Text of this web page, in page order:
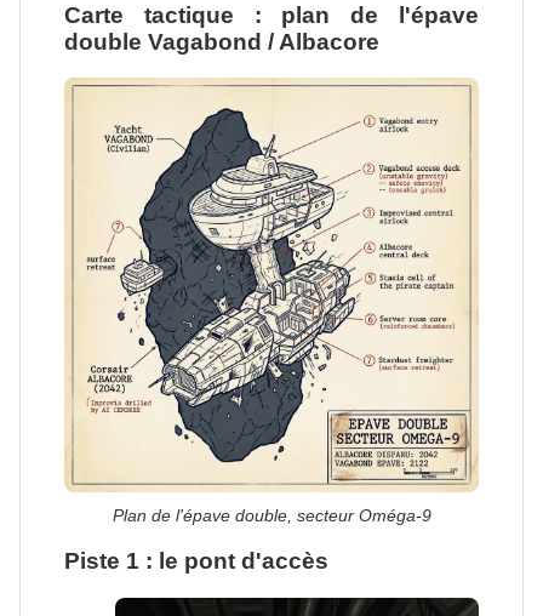
Carte tactique : plan de l'épave
double Vagabond / Albacore
Plan de l'épave double, secteur Oméga-9
Piste 1 : le pont d'accès